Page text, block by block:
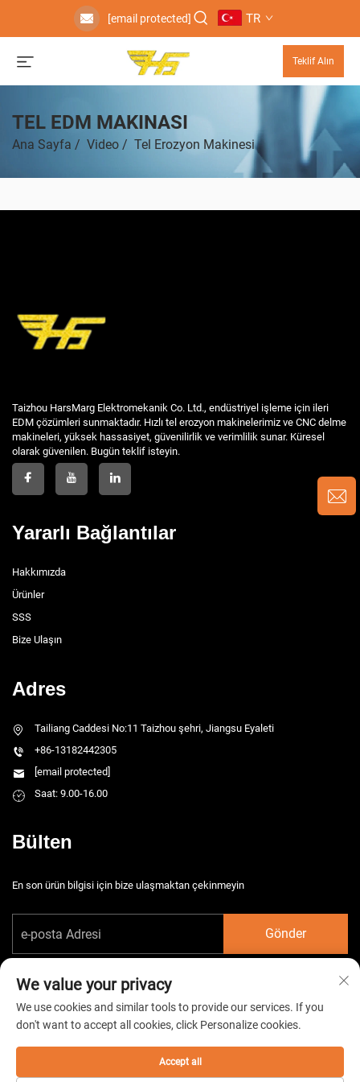
[email protected] TR
Teklif Alın
TEL EDM MAKINASI
Ana Sayfa / Video / Tel Erozyon Makinesi
Taizhou HarsMarg Elektromekanik Co. Ltd., endüstriyel işleme için ileri
EDM çözümleri sunmaktadır. Hızlı tel erozyon makinelerimiz ve CNC delme
makineleri, yüksek hassasiyet, güvenilirlik ve verimlilik sunar. Küresel
olarak güvenilen. Bugün teklif isteyin.
Yararlı Bağlantılar
Hakkımızda
Ürünler
SSS
Bize Ulaşın
Adres
Tailiang Caddesi No:11 Taizhou şehri, Jiangsu Eyaleti
+86-13182442305
[email protected]
Saat: 9.00-16.00
Bülten
En son ürün bilgisi için bize ulaşmaktan çekinmeyin
Gönder
Telif hakkı © 2026 China Taizhou HarsMarg Elektromekanik Co. Ltd. Tüm
hakları saklıdır. - Gizlilik Politikası
We value your privacy
We use cookies and similar tools to provide our services. If you
don't want to accept all cookies, click Personalize cookies.
Accept all